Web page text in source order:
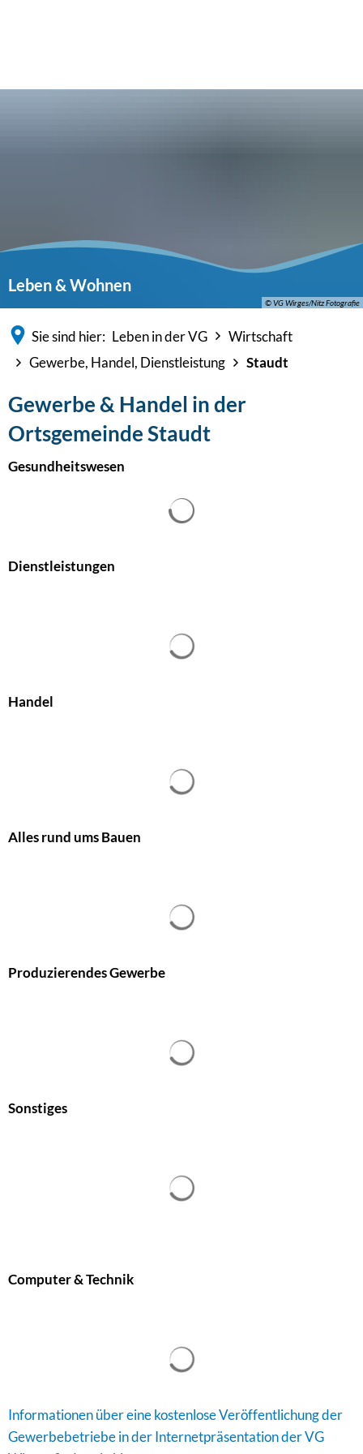
© VG Wirges/Nitz Fotografie
Leben & Wohnen
Sie sind hier: Leben in der VG
Wirtschaft
Gewerbe, Handel, Dienstleistung
Staudt
Gewerbe & Handel in der
Ortsgemeinde Staudt
Gesundheitswesen
Dienstleistungen
Handel
Alles rund ums Bauen
Produzierendes Gewerbe
Sonstiges
Computer & Technik
Informationen über eine kostenlose Veröffentlichung der
Gewerbebetriebe in der Internetpräsentation der VG